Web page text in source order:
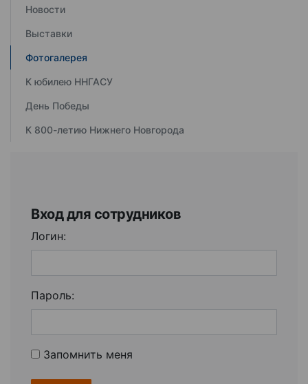
Новости
Выставки
Фотогалерея
К юбилею ННГАСУ
День Победы
К 800-летию Нижнего Новгорода
Вход для сотрудников
Логин:
Пароль:
Запомнить меня